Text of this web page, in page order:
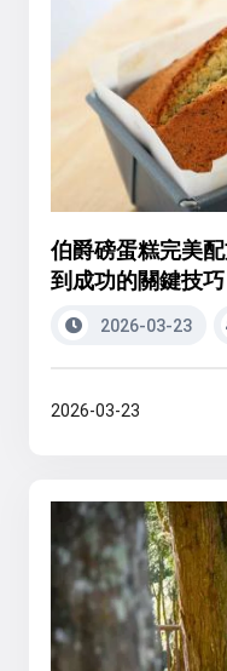
伯爵磅蛋糕完美
到成功的關鍵技巧
2026-03-23
2026-03-23